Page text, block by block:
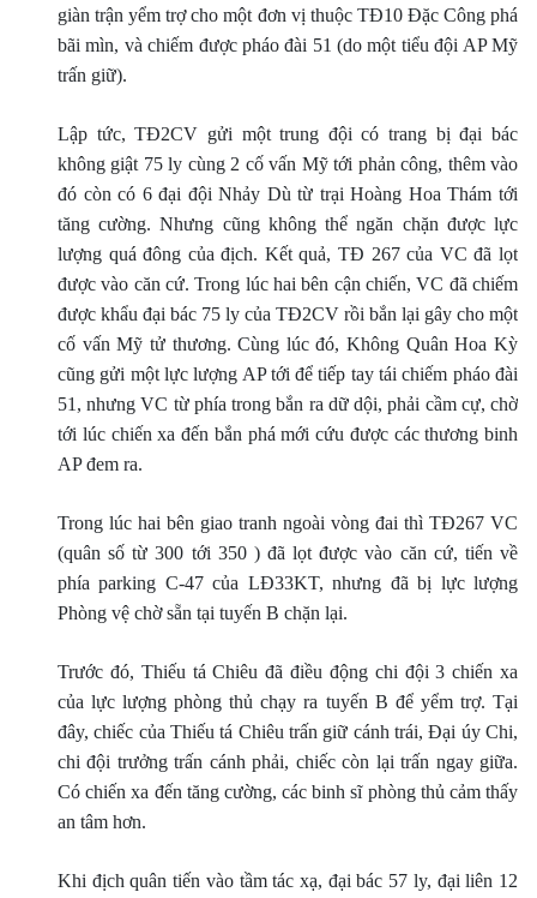
giàn trận yểm trợ cho một đơn vị thuộc TÐ10 Ðặc Công phá
bãi mìn, và chiếm được pháo đài 51 (do một tiểu đội AP Mỹ
trấn giữ).
Lập tức, TÐ2CV gửi một trung đội có trang bị đại bác
không giật 75 ly cùng 2 cố vấn Mỹ tới phản công, thêm vào
đó còn có 6 đại đội Nhảy Dù từ trại Hoàng Hoa Thám tới
tăng cường. Nhưng cũng không thể ngăn chặn được lực
lượng quá đông của địch. Kết quả, TÐ 267 của VC đã lọt
được vào căn cứ. Trong lúc hai bên cận chiến, VC đã chiếm
được khẩu đại bác 75 ly của TÐ2CV rồi bắn lại gây cho một
cố vấn Mỹ tử thương. Cùng lúc đó, Không Quân Hoa Kỳ
cũng gửi một lực lượng AP tới để tiếp tay tái chiếm pháo đài
51, nhưng VC từ phía trong bắn ra dữ dội, phải cầm cự, chờ
tới lúc chiến xa đến bắn phá mới cứu được các thương binh
AP đem ra.
Trong lúc hai bên giao tranh ngoài vòng đai thì TÐ267 VC
(quân số từ 300 tới 350 ) đã lọt được vào căn cứ, tiến về
phía parking C-47 của LÐ33KT, nhưng đã bị lực lượng
Phòng vệ chờ sẵn tại tuyến B chặn lại.
Trước đó, Thiếu tá Chiêu đã điều động chi đội 3 chiến xa
của lực lượng phòng thủ chạy ra tuyến B để yểm trợ. Tại
đây, chiếc của Thiếu tá Chiêu trấn giữ cánh trái, Ðại úy Chi,
chi đội trưởng trấn cánh phải, chiếc còn lại trấn ngay giữa.
Có chiến xa đến tăng cường, các binh sĩ phòng thủ cảm thấy
an tâm hơn.
Khi địch quân tiến vào tầm tác xạ, đại bác 57 ly, đại liên 12